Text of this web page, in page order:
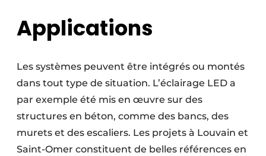
Applications
Les systèmes peuvent être intégrés ou montés
dans tout type de situation. L’éclairage LED a
par exemple été mis en œuvre sur des
structures en béton, comme des bancs, des
murets et des escaliers. Les projets à Louvain et
Saint-Omer constituent de belles références en